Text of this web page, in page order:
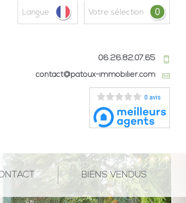
Langue votre sélection 0
06.26.82.07.65
contact@patoux-immobilier.com
0 avis
BIENS VENDUS